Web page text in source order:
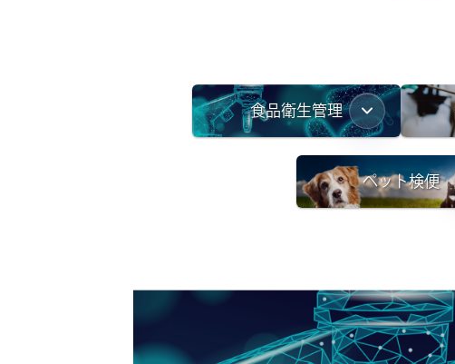
食品衛生管理
ペット検便